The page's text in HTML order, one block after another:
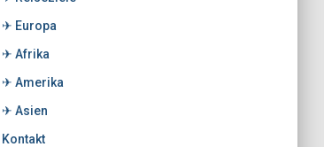
✈ Europa
✈ Afrika
✈ Amerika
✈ Asien
Kontakt